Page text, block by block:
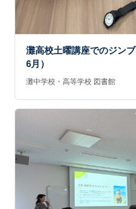
灘高校土曜講座でのジン
6月）
灘中学校・高等学校 図書館